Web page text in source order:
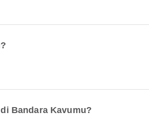
Bandara Kavumu?